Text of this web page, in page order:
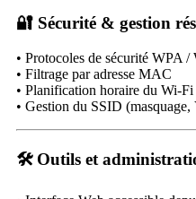
🔐 Sécurité & gestion
• Protocoles de sécurité WPA /
• Filtrage par adresse MAC
• Planification horaire du Wi-Fi
• Gestion du SSID
🛠️ Outils et